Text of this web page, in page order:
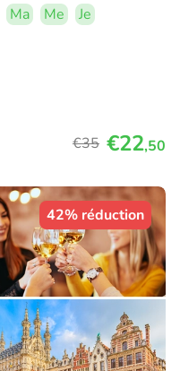
Ma Me
Je
€35 €22,50
42% réduction